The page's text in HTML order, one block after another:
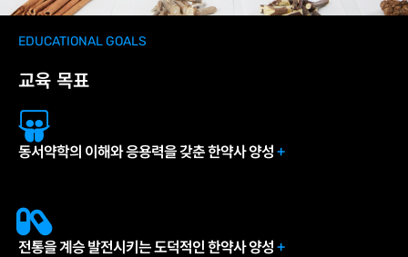
EDUCATIONAL GOALS​
교육 목표
동서약학의 이해와 응용력을 갖춘 한약사 양성+
전통을 계승 발전시키는 도덕적인 한약사 양성+